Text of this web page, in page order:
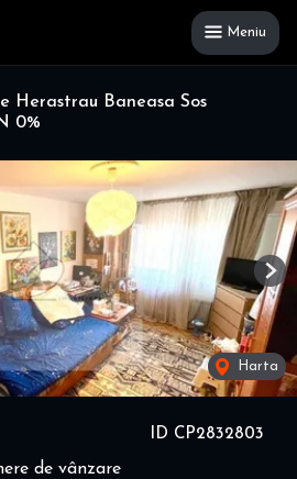
Meniu
Herastrau Baneasa Sos
0%
ID CP2832803
de vânzare
Harta